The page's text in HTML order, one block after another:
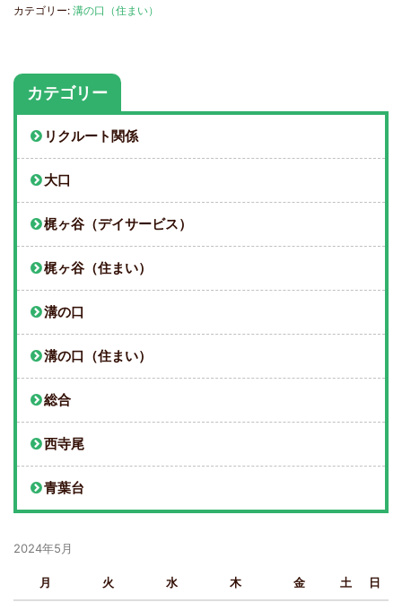
カテゴリー: 溝の口（住まい）
カテゴリー
リクルート関係
大口
梶ヶ谷（デイサービス）
梶ヶ谷（住まい）
溝の口
溝の口（住まい）
総合
西寺尾
青葉台
2024年5月
月 火 水 木 金 土 日